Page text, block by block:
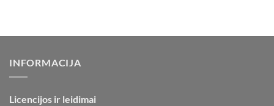
INFORMACIJA
Licencijos ir leidimai